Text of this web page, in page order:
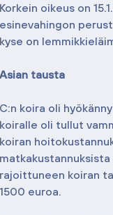
Korkein oikeus on
esinevahingon
kyse on
Asian tausta
C:n koira oli
koiralle oli tullut
koiran
matkakustannuksista
rajoittuneen koiran
1500 euroa.